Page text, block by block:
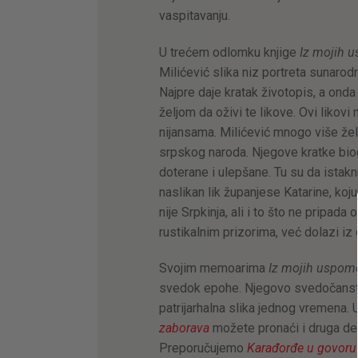
vaspitavanju.
U trećem odlomku knjige Iz mojih
Milićević slika niz portreta
Najpre daje kratak životopis, a
željom da oživi te likove. Ovi likovi
nijansama. Milićević mnogo više
srpskog naroda. Njegove kratke
doterane i ulepšane. Tu su da
naslikan lik županjese Katarine,
nije Srpkinja, ali i to što ne pripada
rustikalnim prizorima, već dolazi iz
Svojim memoarima Iz mojih
svedok epohe. Njegovo
patrijarhalna slika jednog vremena.
zaboravamožete pronaći i druga
Preporučujemo Karađorđe u govoru